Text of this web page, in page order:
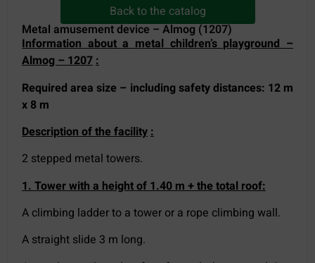
Back to the catalog
Metal amusement device – Almog (1207)
Information about a metal children’s playground –
Almog – 1207:
Required area size – including safety distances: 12 m
x 8 m
Description of the facility:
2 stepped metal towers.
1. Tower with a height of 1.40 m + the total roof:
A climbing ladder to a tower or a rope climbing wall.
A straight slide 3 m long.